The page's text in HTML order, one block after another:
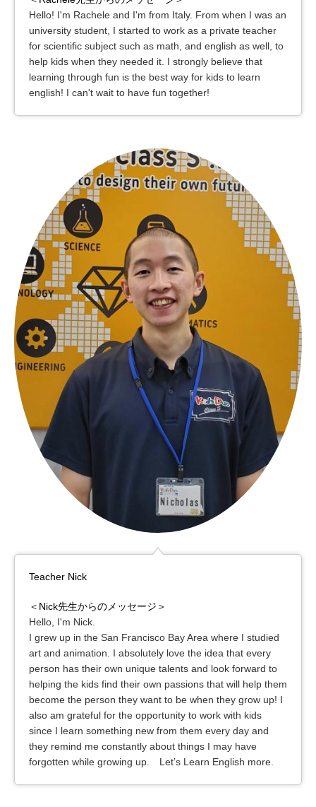
Hello! I'm Rachele and I'm from Italy. From when I was an
university student, I started to work as a private teacher
for scientific subject such as math, and english as well, to
help kids when they needed it. I strongly believe that
learning through fun is the best way for kids to learn
english! I can't wait to have fun together!
Teacher Nick
＜Nick先生からのメッセージ＞
Hello, I'm Nick.
I grew up in the San Francisco Bay Area where I studied
art and animation. I absolutely love the idea that every
person has their own unique talents and look forward to
helping the kids find their own passions that will help them
become the person they want to be when they grow up! I
also am grateful for the opportunity to work with kids
since I learn something new from them every day and
they remind me constantly about things I may have
forgotten while growing up. Let’s Learn English more.